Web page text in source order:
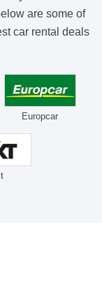
are some of
car rental deals
Europcar